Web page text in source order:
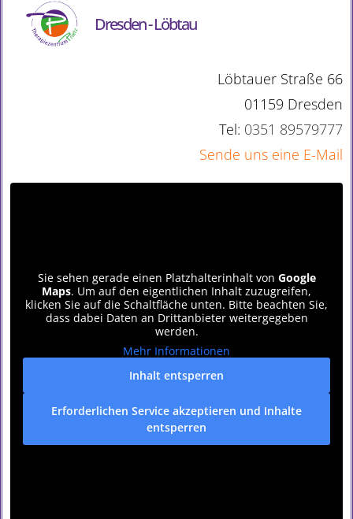
Dresden - Löbtau
Löbtauer Straße 66
01159 Dresden
Tel: 0351 89579777
Sende uns eine E-Mail
Sie sehen gerade einen Platzhalterinhalt von Google
Maps. Um auf den eigentlichen Inhalt zuzugreifen,
klicken Sie auf die Schaltfläche unten. Bitte beachten Sie,
dass dabei Daten an Drittanbieter weitergegeben
werden.
Mehr Informationen
Inhalt entsperren
Erforderlichen Service akzeptieren und Inhalte
entsperren